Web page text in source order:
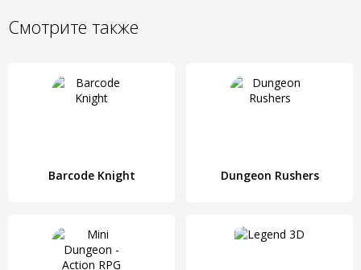
Смотрите также
Barcode Knight Dungeon Rushers